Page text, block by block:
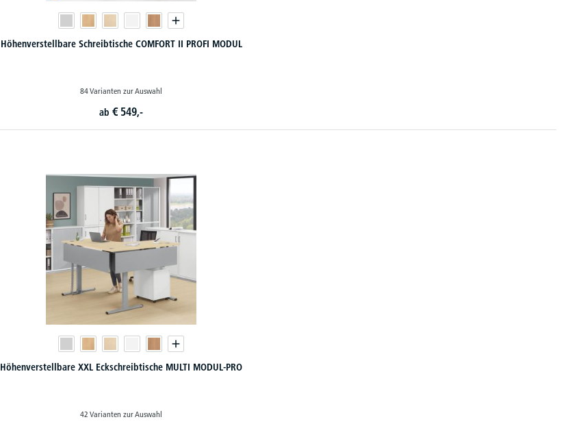
Höhenverstellbare Schreibtische COMFORT II PROFI MODUL
84 Varianten zur Auswahl
ab € 549,-
Höhenverstellbare XXL Eckschreibtische MULTI MODUL-PRO
42 Varianten zur Auswahl